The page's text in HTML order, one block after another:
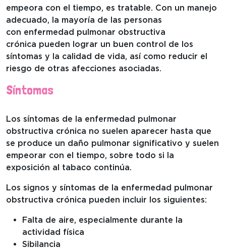
empeora con el tiempo, es tratable. Con un manejo
adecuado, la mayoría de las personas
con enfermedad pulmonar obstructiva
crónica pueden lograr un buen control de los
síntomas y la calidad de vida, así como reducir el
riesgo de otras afecciones asociadas.
Síntomas
Los síntomas de la enfermedad pulmonar
obstructiva crónica no suelen aparecer hasta que
se produce un daño pulmonar significativo y suelen
empeorar con el tiempo, sobre todo si la
exposición al tabaco continúa.
Los signos y síntomas de la enfermedad pulmonar
obstructiva crónica pueden incluir los siguientes:
Falta de aire, especialmente durante la
actividad física
Sibilancia